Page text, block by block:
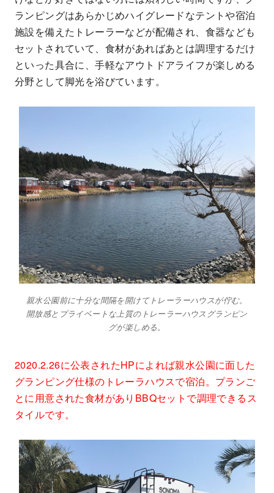
ランピングはあらかじめハイグレードなテントや宿泊
施設を備えたトレーラーなどが配備され、食器なども
セットされていて、食材があればあとは調理するだけ
といった具合に、手軽なアウトドアライフが楽しめる
分野として脚光を浴びています。
親水公園前に十分な間隔を開けてトレーラーハウスが佇む。
開放感とプライベートな上質のトレーラーハウスグランピン
グが楽しめる。
2020.2.26に公表されたHPによれば親水公園に面した
グランピング仕様のトレーラハウスで宿泊。プランご
とに用意された食材がありBBQセットで調理できるス
タイルです。